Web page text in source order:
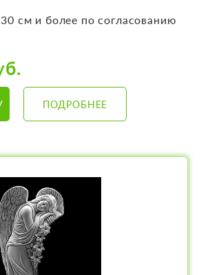
см и более по согласованию
ПОДРОБНЕЕ